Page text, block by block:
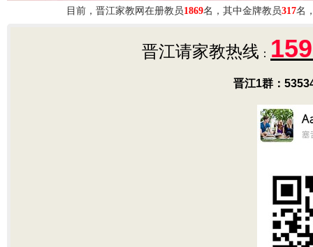
晋江请家教热线 ：
晋江1群：